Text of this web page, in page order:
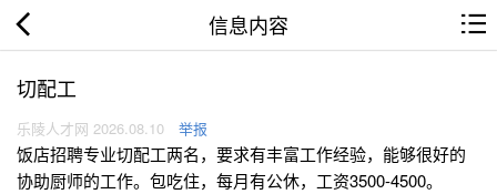
信息内容
切配工
乐陵人才网 2026.08.10 举报
饭店招聘专业切配工两名，要求有丰富工作经验，能够很好的
协助厨师的工作。包吃住，每月有公休，工资3500-4500。